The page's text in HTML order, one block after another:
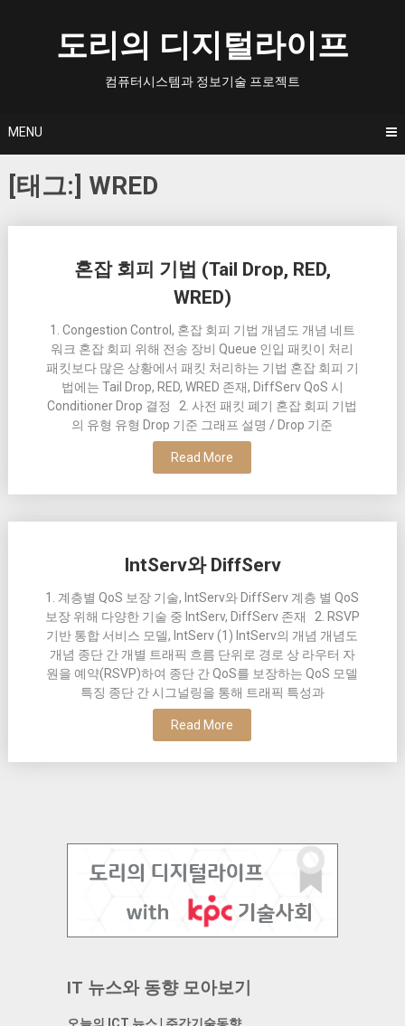
도리의 디지털라이프
컴퓨터시스템과 정보기술 프로젝트
MENU
[태그:] WRED
혼잡 회피 기법 (Tail Drop, RED,
WRED)
1. Congestion Control, 혼잡 회피 기법 개념도 개념 네트
워크 혼잡 회피 위해 전송 장비 Queue 인입 패킷이 처리
패킷보다 많은 상황에서 패킷 처리하는 기법 혼잡 회피 기
법에는 Tail Drop, RED, WRED 존재, DiffServ QoS 시
Conditioner Drop 결정 2. 사전 패킷 폐기 혼잡 회피 기법
의 유형 유형 Drop 기준 그래프 설명 / Drop 기준
Read More
IntServ와 DiffServ
1. 계층별 QoS 보장 기술, IntServ와 DiffServ 계층 별 QoS
보장 위해 다양한 기술 중 IntServ, DiffServ 존재 2. RSVP
기반 통합 서비스 모델, IntServ (1) IntServ의 개념 개념도
개념 종단 간 개별 트래픽 흐름 단위로 경로 상 라우터 자
원을 예약(RSVP)하여 종단 간 QoS를 보장하는 QoS 모델
특징 종단 간 시그널링을 통해 트래픽 특성과
Read More
navigation
IT 뉴스와 동향 모아보기